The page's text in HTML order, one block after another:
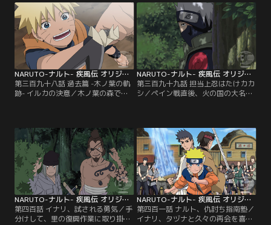
にあったブランコのついた木が無事
であることに気づく。それはいたず
らっ子だったアカデミー時代のナル
トがよく乗っていたものだった。イ
ルカは当時のことを懐かしく思い出
す…。【提供：バンダイチャンネ
ル】
両親を奪った16年前の九尾襲撃事件
のトラウマから、ナルトに教師とし
てうまく接することができないでい
た。たわいない悪戯を上手にいさめ
ることができず、ついにナルト
は…。【提供：バンダイチャンネ
ル】
NARUTO-ナルト- 疾風伝 オリジナル（1）過去編 第398話
第三百九十八話 過去篇 -木ノ葉の軌
跡- イルカの決意／木ノ葉の森では
スメイトたちの「仲間」に入れても
らうため、忍者の死体から戦利品を
奪おうと森に入ってしまう。すぐに
追いつき、連れ帰ろうとするイルカ
だが、ナルトは激しく拒絶する…。
【提供：バンダイチャンネル】
NARUTO-ナルト- 疾風伝 オリジナル（1）過去編 第399話
第三百九十九話 担当上忍はたけカカ
シ／ペイン戦直後、火の国の大名殿
れていた。ダンゾウは倒れた綱手に
代わる新たな火影を選出すべきと提
案するが…。一方、木ノ葉の里では
カカシとナルトが綱手の見舞いに訪
れていた。意識が戻らない綱手を案
じるナルト。【提供：バンダイチャ
ンネル】
NARUTO-ナルト- 疾風伝 オリジナル（1）過去編 第400話
第四百話 イナリ、試される勇気／手
分けして、里の復興作業に取り掛か
NARUTO-ナルト- 疾風伝 オリジナル（1）過去編 第401話
第四百一話 ナルト、仇討ち指南塾／
イナリ、タヅナと久々の再会を喜び